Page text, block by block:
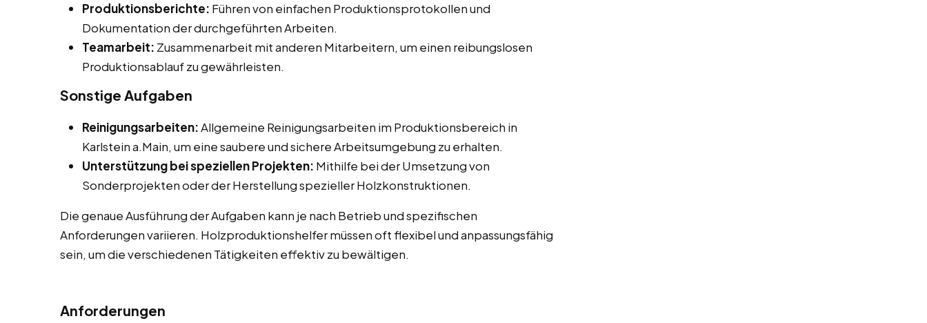
Produktionsberichte: Führen von einfachen Produktionsprotokollen und
Dokumentation der durchgeführten Arbeiten.
Teamarbeit: Zusammenarbeit mit anderen Mitarbeitern, um einen reibungslosen
Produktionsablauf zu gewährleisten.
Sonstige Aufgaben
Reinigungsarbeiten:Allgemeine Reinigungsarbeiten im Produktionsbereich in
Karlstein a.Main, um eine saubere und sichere Arbeitsumgebung zu erhalten.
Unterstützung bei speziellen Projekten: Mithilfe bei der Umsetzung von
Sonderprojekten oder der Herstellung spezieller Holzkonstruktionen.
Die genaue Ausführung der Aufgaben kann je nach Betrieb und spezifischen
Anforderungen variieren. Holzproduktionshelfer müssen oft flexibel und anpassungsfähig
sein, um die verschiedenen Tätigkeiten effektiv zu bewältigen.
Anforderungen